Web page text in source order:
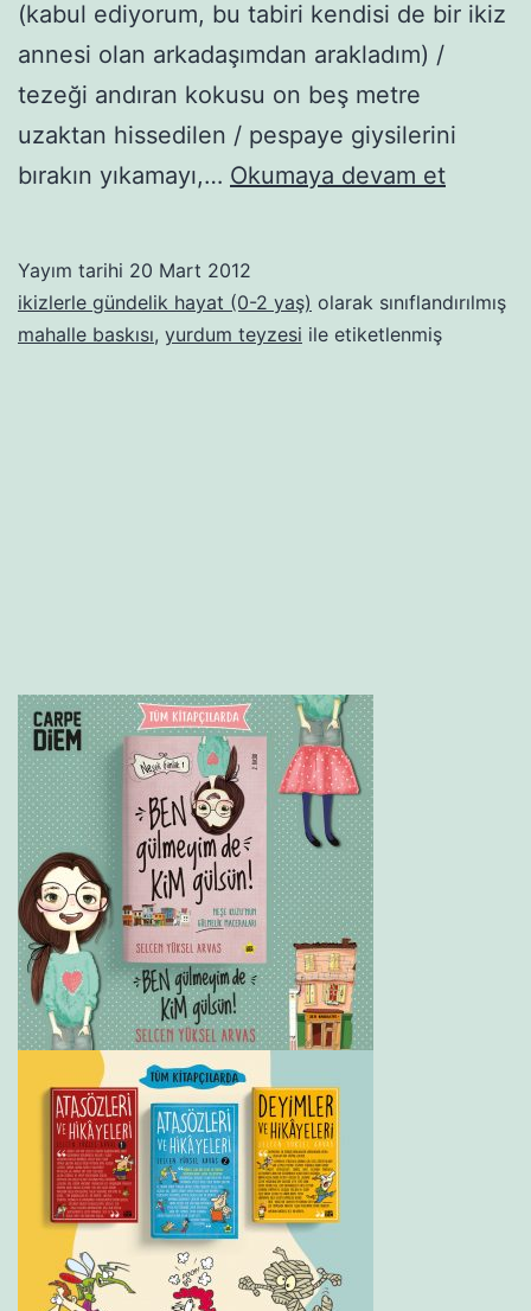
(kabul ediyorum, bu tabiri kendisi de bir ikiz
annesi olan arkadaşımdan arakladım) /
tezeği andıran kokusu on beş metre
uzaktan hissedilen / pespaye giysilerini
bırakın yıkamayı,… Okumaya devam etDokuz
baskısı!
Yayım tarihi 20 Mart 2012
ikizlerle gündelik hayat (0-2 yaş) olarak sınıflandırılmış
mahalle baskısı, yurdum teyzesi ile etiketlenmiş